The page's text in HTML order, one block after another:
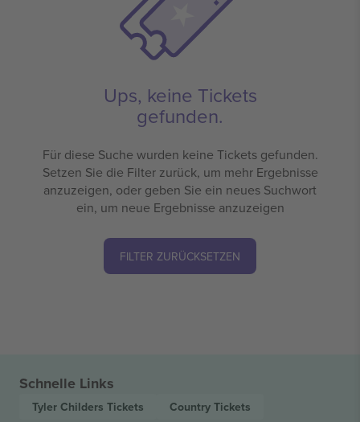
Ups, keine Tickets
gefunden.
Für diese Suche wurden keine Tickets gefunden.
Setzen Sie die Filter zurück, um mehr Ergebnisse
anzuzeigen, oder geben Sie ein neues Suchwort
ein, um neue Ergebnisse anzuzeigen
FILTER ZURÜCKSETZEN
Schnelle Links
Tyler Childers Tickets Country Tickets